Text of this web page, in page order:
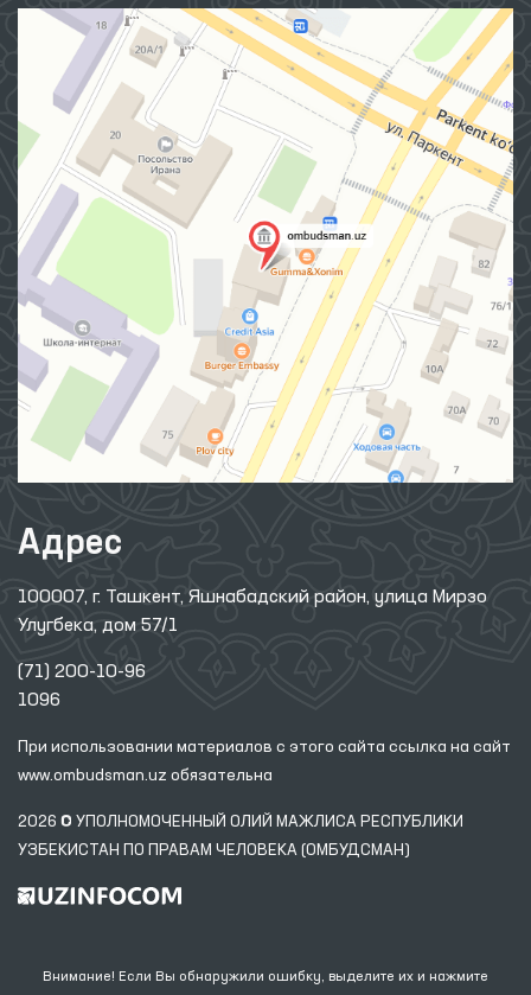
Адрес
100007, г. Ташкент, Яшнабадский район, улица Мирзо
Улугбека, дом 57/1
(71) 200-10-96
1096
При использовании материалов с этого сайта ссылка на сайт
www.ombudsman.uz обязательна
2026 © УПОЛНОМОЧЕННЫЙ ОЛИЙ МАЖЛИСА РЕСПУБЛИКИ
УЗБЕКИСТАН ПО ПРАВАМ ЧЕЛОВЕКА (ОМБУДСМАН)
Внимание! Если Вы обнаружили ошибку, выделите их и нажмите